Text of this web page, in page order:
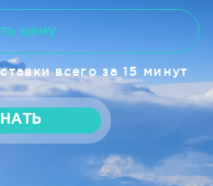
цену
всего за 15 минут